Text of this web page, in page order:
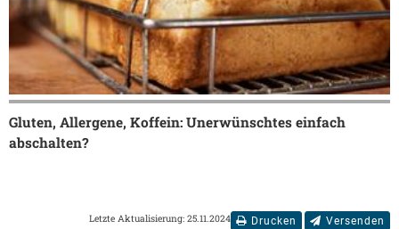
Gluten, Allergene, Koffein: Unerwünschtes einfach
abschalten?
Drucken Versenden
Letzte Aktualisierung: 25.11.2024